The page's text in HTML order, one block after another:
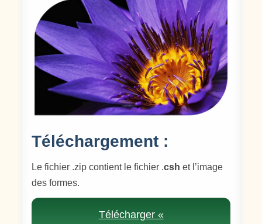
Téléchargement :
Le fichier .zip contient le fichier .csh et l’image
des formes.
Télécharger «